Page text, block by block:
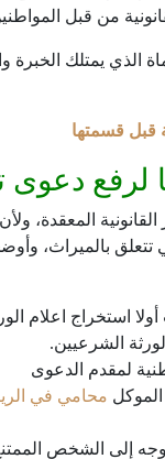
من قبل
يمتلك الخبرة
قبل قسمتها
لرفع دعوى
المعقدة،
تتعلق بالميراث،
استخراج اعلام
الشرعيين.
لمقدم الدعوى
محامي في
إلى الشخص